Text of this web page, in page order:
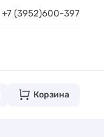
+7 (3952)600-397
Корзина